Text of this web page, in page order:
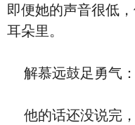
即便她的声音很低
耳朵里。
解慕远鼓足勇气
他的话还没说完